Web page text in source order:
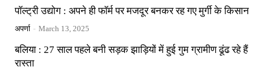
पॉल्ट्री उद्योग : अपने ही फॉर्म पर मजदूर बनकर रह गए मुर्गी के किसान
अपर्णा - March 13, 2025
बलिया : 27 साल पहले बनी सड़क झाड़ियों में हुई गुम ग्रामीण ढूंढ रहे हैं
रास्ता